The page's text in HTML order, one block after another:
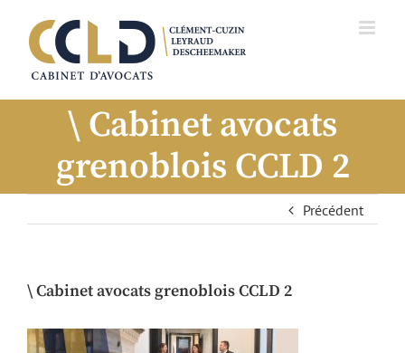
Cabinet avocats
grenoblois CCLD 2
Précédent
Cabinet avocats grenoblois CCLD 2